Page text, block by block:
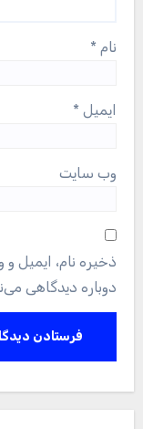
نام *
ایمیل *
وب‌ سایت
ذخیره نام، ایمیل
دوباره دیدگاهی